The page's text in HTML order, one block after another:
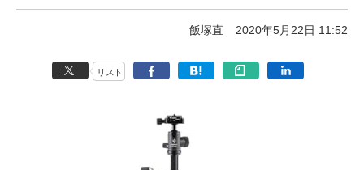
飯塚直 2020年5月22日 11:52
リスト